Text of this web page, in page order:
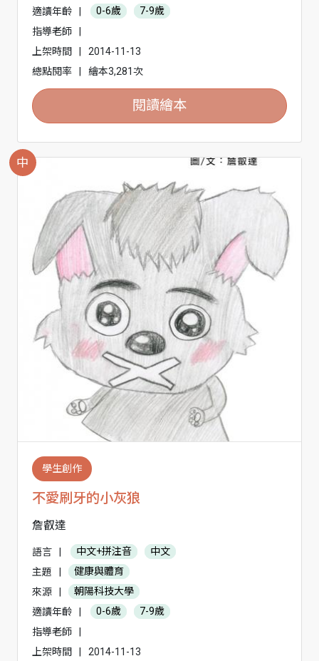
適讀年齡 | 0-6歲
7-9歲
指導老師
|
上架時間
|
2014-11-13
總點閱率
| 繪本3,281次
閱讀繪本
中
學生創作
不愛刷牙的小灰狼
詹叡達
語言 中文+拼注音
中文
主題
健康與體育
來源
朝陽科技大學
適讀年齡
0-6歲
7-9歲
指導老師
上架時間
2014-11-13